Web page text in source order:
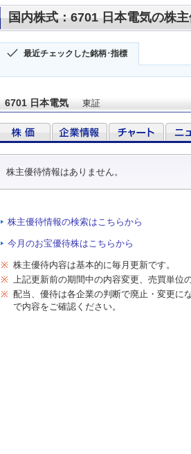
国内株式：6701 日本電気の株
最近チェックした銘柄･指標
6701 日本電気 東証
株主優待情報はありません。
株主優待情報の検索はこちらから
今月のお宝優待株はこちらから
※ 株主優待内容は基本的に毎月更新です。
※ 上記更新前の期間中の内容変更、売買単位
※ 配当、優待は各企業の判断で廃止・変更に
で内容をご確認ください。